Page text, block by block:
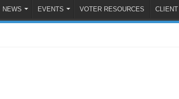
NEWS EVENTS VOTER RESOURCES